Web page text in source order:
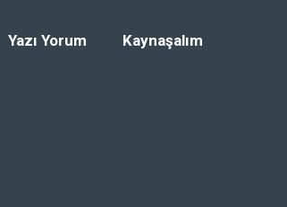
Yazı Yorum Kaynaşalım